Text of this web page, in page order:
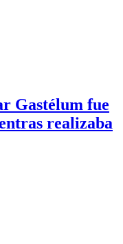
Gastélum fue
realizaba